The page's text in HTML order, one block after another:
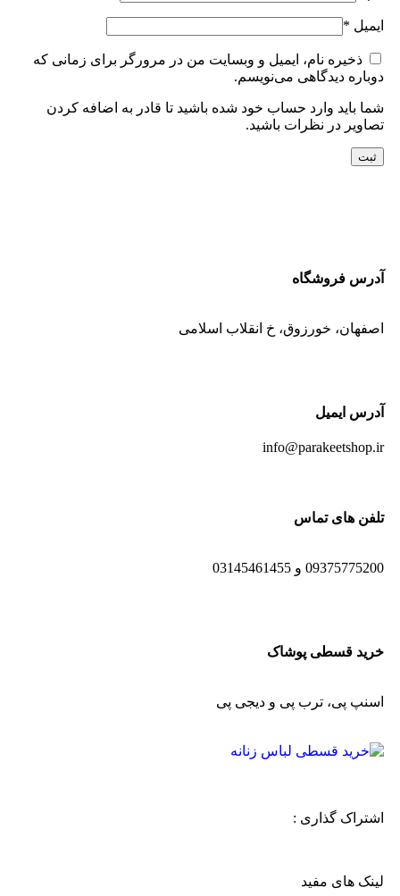
ایمیل *
ذخیره نام، ایمیل و وبسایت من در مرورگر برای زمانی که
دوباره دیدگاهی می‌نویسم.
شما باید وارد حساب خود شده باشید تا قادر به اضافه کردن
تصاویر در نظرات باشید.
آدرس فروشگاه
اصفهان، خورزوق، خ انقلاب اسلامی
آدرس ایمیل
info@parakeetshop.ir
تلفن های تماس
09375775200 و 03145461455
خرید قسطی پوشاک
اسنپ پی، ترب پی و دیجی پی
اشتراک گذاری :
لینک های مفید